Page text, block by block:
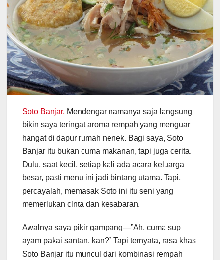
Soto Banjar, Mendengar namanya saja langsung
bikin saya teringat aroma rempah yang menguar
hangat di dapur rumah nenek. Bagi saya, Soto
Banjar itu bukan cuma makanan, tapi juga cerita.
Dulu, saat kecil, setiap kali ada acara keluarga
besar, pasti menu ini jadi bintang utama. Tapi,
percayalah, memasak Soto ini itu seni yang
memerlukan cinta dan kesabaran.
Awalnya saya pikir gampang—”Ah, cuma sup
ayam pakai santan, kan?” Tapi ternyata, rasa khas
Soto Banjar itu muncul dari kombinasi rempah